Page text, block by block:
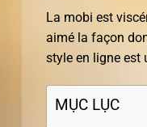
La mobi est
aimé la façon
style en ligne est
MỤC LỤC